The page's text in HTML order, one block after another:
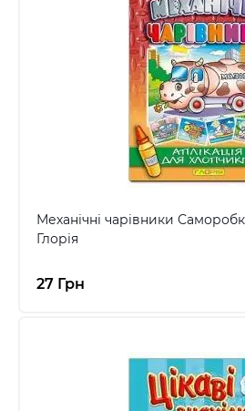
Механічні чарівники
Глорія
27 Грн